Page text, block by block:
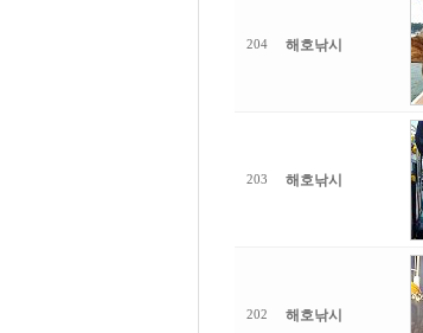
204 해호낚시
203 해호낚시
202 해호낚시